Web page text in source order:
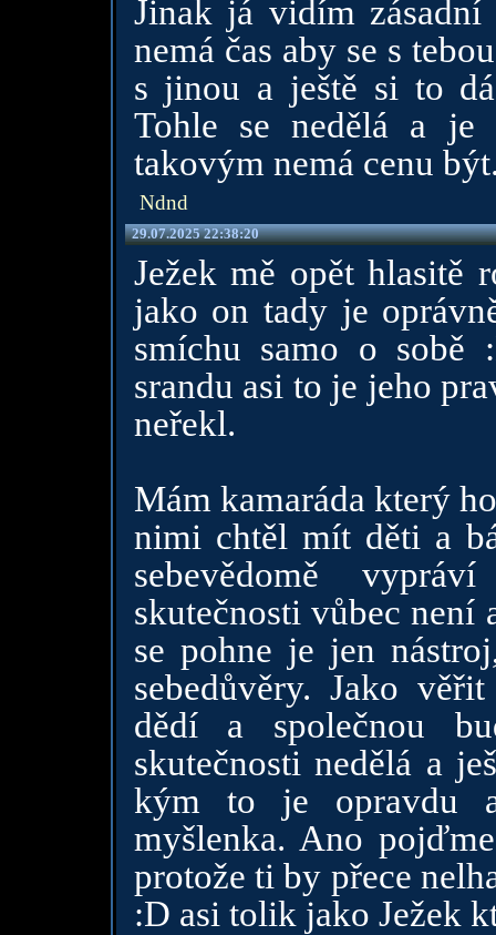
Jinak já vidím
nemá čas aby se s
s jinou a ještě si to
Tohle se nedělá a je
takovým nemá cenu
Ndnd
29.07.2025 22:38:20
Ježek mě opět hlasitě
jako on tady je
smíchu samo o sobě
srandu asi to je jeho
neřekl.
Mám kamaráda který
nimi chtěl mít děti a
sebevědomě
skutečnosti vůbec není
se pohne je jen
sebedůvěry. Jako
dědí a společnou
skutečnosti nedělá a
kým to je opravdu
myšlenka. Ano
protože ti by přece
:D asi tolik jako Ježek